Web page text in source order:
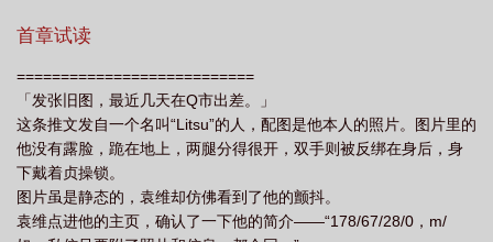
文 非正常恋爱在线阅读 非正常恋爱by半山醉翁 非正常恋爱漫画 非正
常恋爱by半山醉翁全文免费阅读全文 非正常恋爱半山烬全文免费阅读笔趣
阁 非正常恋爱免费阅读玉葫芦
免费阅读 非正常恋爱短剧 非正常恋爱by半山醉翁TXT
首章试读
===========================
「发张旧图，最近几天在Q市出差。」
这条推文发自一个名叫“Litsu”的人，配图是他本人的照片。图片里的
他没有露脸，跪在地上，两腿分得很开，双手则被反绑在身后，身
下戴着贞操锁。
图片虽是静态的，袁维却仿佛看到了他的颤抖。
袁维点进他的主页，确认了一下他的简介——“178/67/28/0，m/